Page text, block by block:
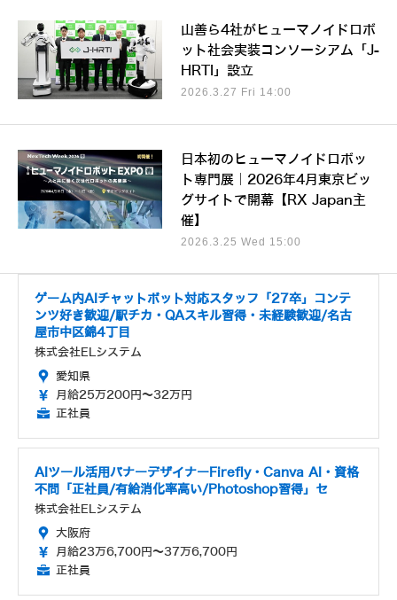
山善ら4社がヒューマノイドロボ
ット社会実装コンソーシアム「J-
HRTI」設立
2026.3.27 Fri 14:00
日本初のヒューマノイドロボッ
ト専門展｜2026年4月東京ビッ
グサイトで開幕【RX Japan主
催】
2026.3.25 Wed 15:00
ゲーム内AIチャットボット対応スタッフ「27卒」コンテ
ンツ好き歓迎/駅チカ・QAスキル習得・未経験歓迎/名古
屋市中区錦4丁目
株式会社ELシステム
愛知県
月給25万200円～32万円
正社員
AIツール活用バナーデザイナーFirefly・Canva AI・資格
不問「正社員/有給消化率高い/Photoshop習得」セ
株式会社ELシステム
大阪府
月給23万6,700円～37万6,700円
正社員